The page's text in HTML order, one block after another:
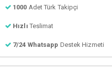
1000 Adet Türk Takipçi
Hızlı Teslimat
7/24 Whatsapp Destek